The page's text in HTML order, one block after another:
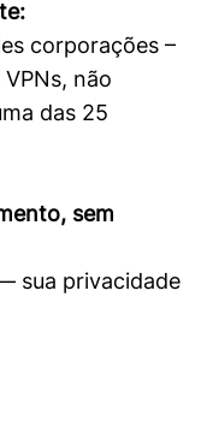
corporações –
não
das 25
sem
sua privacidade